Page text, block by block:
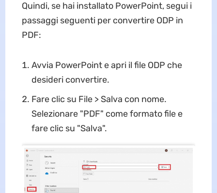
Quindi, se hai installato PowerPoint, segui i
passaggi seguenti per convertire ODP in
PDF:
Avvia PowerPoint e apri il file ODP che
desideri convertire.
Fare clic su File > Salva con nome.
Selezionare "PDF" come formato file e
fare clic su "Salva".